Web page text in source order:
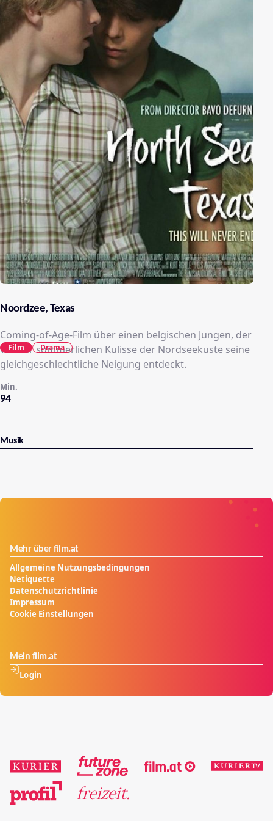
Noordzee, Texas
Coming-of-Age-Film über einen belgischen Jungen, der
vor der sommerlichen Kulisse der Nordseeküste seine
gleichgeschlechtliche Neigung entdeckt.
94
Min.
Film Drama
Musik
Mehr über film.at
Allgemeine Nutzungsbedingungen
Netiquette
Datenschutzrichtlinie
Impressum
Cookie Einstellungen
Mein film.at
Login